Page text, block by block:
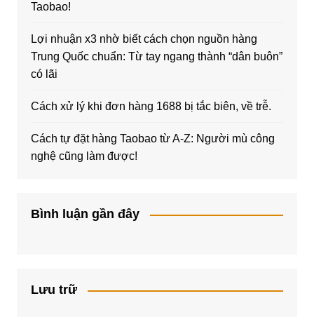
Taobao!
Lợi nhuận x3 nhờ biết cách chọn nguồn hàng
Trung Quốc chuẩn: Từ tay ngang thành “dân buôn”
có lãi
Cách xử lý khi đơn hàng 1688 bị tắc biên, về trễ.
Cách tự đặt hàng Taobao từ A-Z: Người mù công
nghệ cũng làm được!
Bình luận gần đây
Lưu trữ